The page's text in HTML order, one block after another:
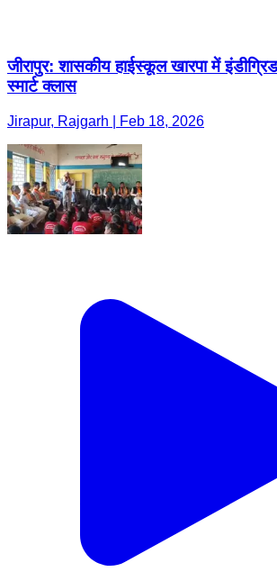
जीरापुर: शासकीय हाईस्कूल खारपा में इंडीग्रिड
स्मार्ट क्लास
Jirapur, Rajgarh | Feb 18, 2026